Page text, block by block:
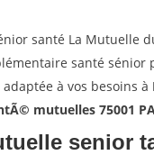
santé La Mutuelle
santé sénior
à vos besoins à
mutuelles 75001
senior